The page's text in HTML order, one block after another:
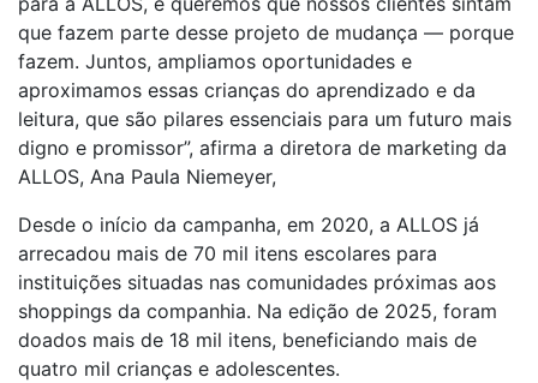
que fazem parte desse projeto de mudança — porque
fazem. Juntos, ampliamos oportunidades e
aproximamos essas crianças do aprendizado e da
leitura, que são pilares essenciais para um futuro mais
digno e promissor”, afirma a diretora de marketing da
ALLOS, Ana Paula Niemeyer,
Desde o início da campanha, em 2020, a ALLOS já
arrecadou mais de 70 mil itens escolares para
instituições situadas nas comunidades próximas aos
shoppings da companhia. Na edição de 2025, foram
doados mais de 18 mil itens, beneficiando mais de
quatro mil crianças e adolescentes.